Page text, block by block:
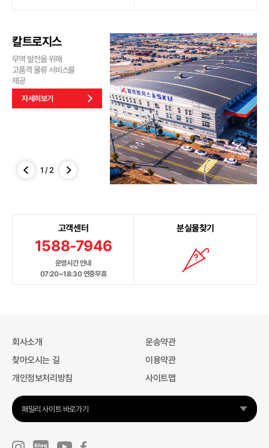
칼트로지스
무역 발전을 위해
고품격 물류 서비스를
제공
자세히보기
1 /2
고객센터
1588-7946
운영시간 안내
07:20~18:30 연중무휴
분실물찾기
회사소개
운송약관
찾아오시는 길
이용약관
개인정보처리방침
사이트맵
패밀리 사이트 바로가기